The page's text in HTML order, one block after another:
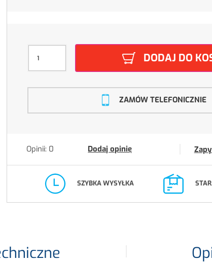
DODAJ DO
ZAMÓW TELEFONICZNIE
Opinii: 0 Dodaj opinię
SZYBKA WYSYŁKA